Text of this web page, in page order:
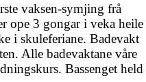
vaksen-symjing frå
ope 3 gongar i veka heile
i skuleferiane. Badevakt
Alle badevaktane våre
Bassenget held